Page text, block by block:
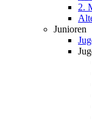
2.
Junioren